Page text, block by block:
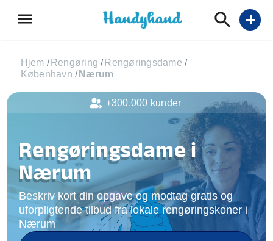
menu add
Hjem / Rengøring / Rengøringsdame /
København / Nærum
Rengøringsdame i
Nærum
Beskriv kort din opgave og modtag gratis og
uforpligtende tilbud fra lokale rengøringskoner i
Nærum
+300.000 kunder